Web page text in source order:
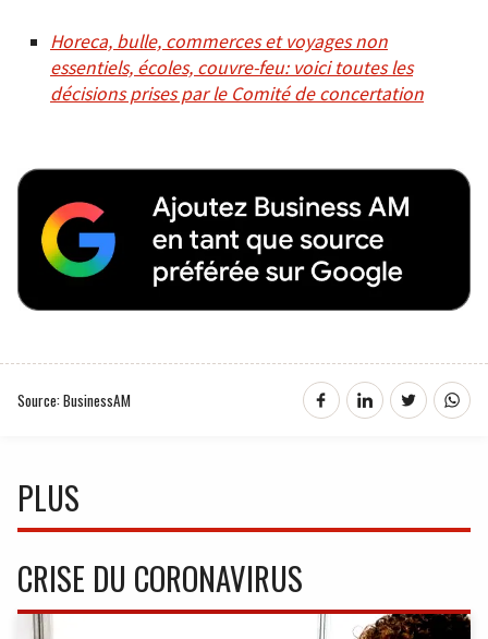
Horeca, bulle, commerces et voyages non
essentiels, écoles, couvre-feu: voici toutes les
décisions prises par le Comité de concertation
Source: BusinessAM
PLUS
CRISE DU CORONAVIRUS